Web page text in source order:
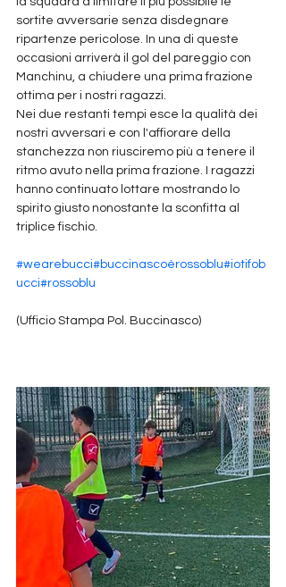
sortite avversarie senza disdegnare
ripartenze pericolose. In una di queste
occasioni arriverà il gol del pareggio con
Manchinu, a chiudere una prima frazione
ottima per i nostri ragazzi.
Nei due restanti tempi esce la qualità dei
nostri avversari e con l'affiorare della
stanchezza non riusciremo più a tenere il
ritmo avuto nella prima frazione. I ragazzi
hanno continuato lottare mostrando lo
spirito giusto nonostante la sconfitta al
triplice fischio.
#wearebucci#buccinascoèrossoblu#iotifob
ucci#rossoblu
(Ufficio Stampa Pol. Buccinasco)